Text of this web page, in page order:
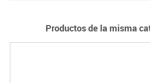
Productos de la misma